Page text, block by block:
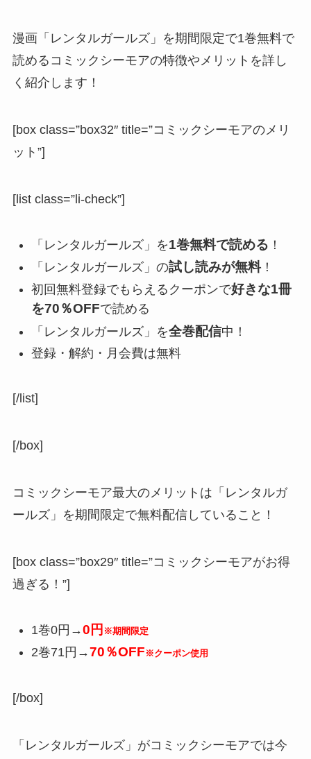
漫画「レンタルガールズ」を期間限定で1巻無料で
読めるコミックシーモアの特徴やメリットを詳し
く紹介します！
[box class=”box32″ title=”コミックシーモアのメリ
ット”]
[list class=”li-check”]
「レンタルガールズ」を1巻無料で読める ！
「レンタルガールズ」の試し読みが無料！
初回無料登録でもらえるクーポンで好きな1冊
を70％OFFで読める
「レンタルガールズ」を全巻配信中！
登録・解約・月会費は無料
[/list]
[/box]
コミックシーモア最大のメリットは「レンタルガ
ールズ」を期間限定で無料配信していること！
[box class=”box29″ title=”コミックシーモアがお得
過ぎる！”]
1巻0円→0円 ※期間限定
2巻71円→70％OFF ※クーポン使用
[/box]
「レンタルガールズ」がコミックシーモアでは今